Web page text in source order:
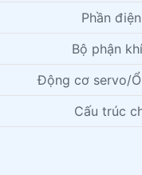
Phần
Bộ phận
Động cơ servo/
Cấu trúc